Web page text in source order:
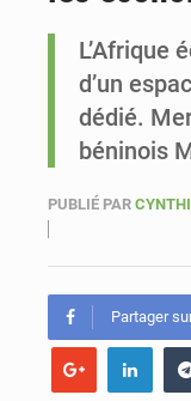
L’Afrique
d’un
dédié.
béninois
PUBLIÉ PAR
Partager